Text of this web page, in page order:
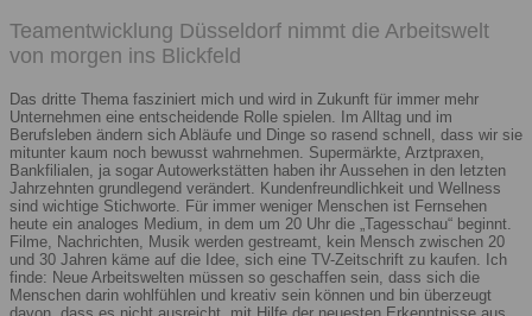
Teamentwicklung Düsseldorf nimmt die Arbeitswelt
von morgen ins Blickfeld
Das dritte Thema fasziniert mich und wird in Zukunft für immer mehr
Unternehmen eine entscheidende Rolle spielen. Im Alltag und im
Berufsleben ändern sich Abläufe und Dinge so rasend schnell, dass wir sie
mitunter kaum noch bewusst wahrnehmen. Supermärkte, Arztpraxen,
Bankfilialen, ja sogar Autowerkstätten haben ihr Aussehen in den letzten
Jahrzehnten grundlegend verändert. Kundenfreundlichkeit und Wellness
sind wichtige Stichworte. Für immer weniger Menschen ist Fernsehen
heute ein analoges Medium, in dem um 20 Uhr die „Tagesschau“ beginnt.
Filme, Nachrichten, Musik werden gestreamt, kein Mensch zwischen 20
und 30 Jahren käme auf die Idee, sich eine TV-Zeitschrift zu kaufen. Ich
finde: Neue Arbeitswelten müssen so geschaffen sein, dass sich die
Menschen darin wohlfühlen und kreativ sein können und bin überzeugt